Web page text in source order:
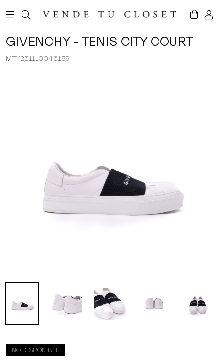
GIVENCHY - TENIS CITY COURT
MTY251110046189
NO DISPONIBLE